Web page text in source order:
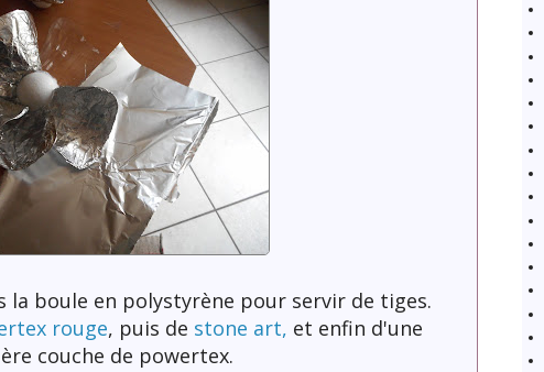
la boule en polystyrène pour servir de tiges.
rouge, puis de stone art, et enfin d'une
couche de powertex.